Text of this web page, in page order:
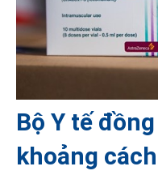
Bộ Y tế
khoảng